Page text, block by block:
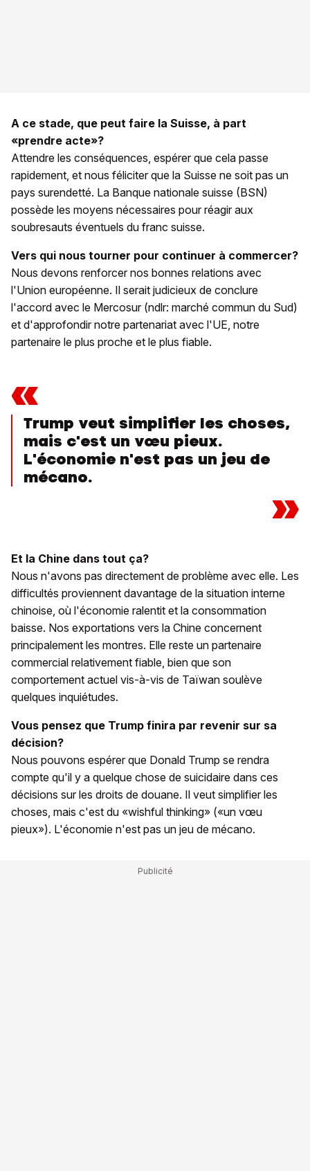
A ce stade, que peut faire la Suisse, à part
«prendre acte»?
Attendre les conséquences, espérer que cela passe
rapidement, et nous féliciter que la Suisse ne soit pas un
pays surendetté. La Banque nationale suisse (BSN)
possède les moyens nécessaires pour réagir aux
soubresauts éventuels du franc suisse.
Vers qui nous tourner pour continuer à commercer?
Nous devons renforcer nos bonnes relations avec
l'Union européenne. Il serait judicieux de conclure
l'accord avec le Mercosur (ndlr: marché commun du Sud)
et d'approfondir notre partenariat avec l'UE, notre
partenaire le plus proche et le plus fiable.
«
Trump veut simplifier les choses,
mais c'est un vœu pieux.
L'économie n'est pas un jeu de
mécano.
»
Et la Chine dans tout ça?
Nous n'avons pas directement de problème avec elle. Les
difficultés proviennent davantage de la situation interne
chinoise, où l'économie ralentit et la consommation
baisse. Nos exportations vers la Chine concernent
principalement les montres. Elle reste un partenaire
commercial relativement fiable, bien que son
comportement actuel vis-à-vis de Taïwan soulève
quelques inquiétudes.
Vous pensez que Trump finira par revenir sur sa
décision?
Nous pouvons espérer que Donald Trump se rendra
compte qu'il y a quelque chose de suicidaire dans ces
décisions sur les droits de douane. Il veut simplifier les
choses, mais c'est du «wishful thinking» («un vœu
pieux»). L'économie n'est pas un jeu de mécano.